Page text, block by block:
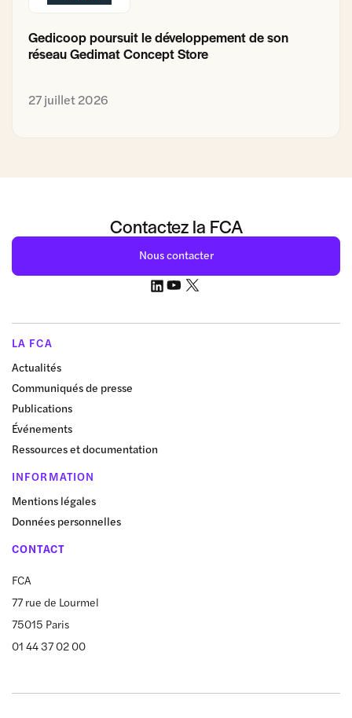
Gedicoop poursuit le développement de son
réseau Gedimat Concept Store
27 juillet 2026
Contactez la FCA
Nous contacter
LA FCA
Actualités
Communiqués de presse
Publications
Événements
Ressources et documentation
INFORMATION
Mentions légales
Données personnelles
CONTACT
FCA
77 rue de Lourmel
75015 Paris
01 44 37 02 00